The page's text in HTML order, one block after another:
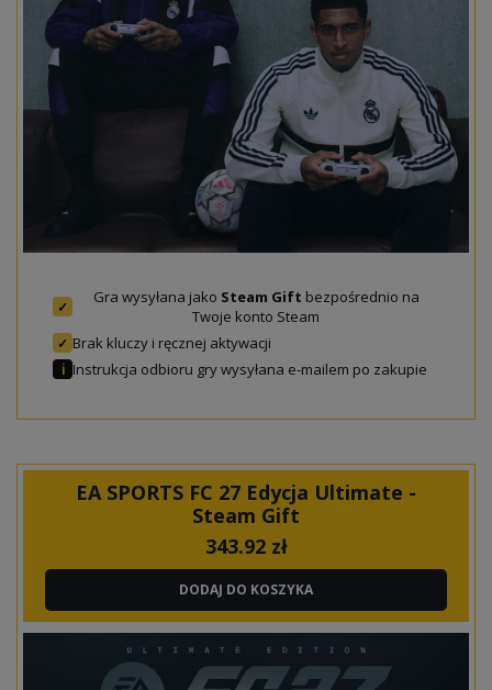
✓ Gra wysyłana jako Steam Gift bezpośrednio na
Twoje konto Steam
✓ Brak kluczy i ręcznej aktywacji
ℹ Instrukcja odbioru gry wysyłana e-mailem po zakupie
EA SPORTS FC 27 Edycja Ultimate -
Steam Gift
343.92zł
DODAJ DO KOSZYKA